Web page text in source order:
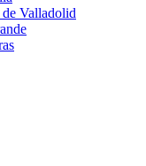
de Valladolid